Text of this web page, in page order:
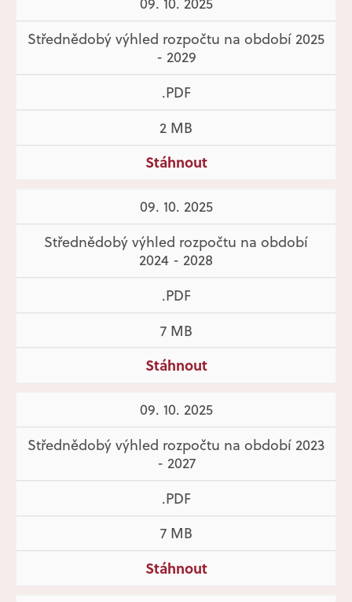
Střednědobý výhled rozpočtu na období 2025
- 2029
.PDF
2 MB
Stáhnout
09. 10. 2025
Střednědobý výhled rozpočtu na období
2024 - 2028
.PDF
7 MB
Stáhnout
09. 10. 2025
Střednědobý výhled rozpočtu na období 2023
- 2027
.PDF
7 MB
Stáhnout